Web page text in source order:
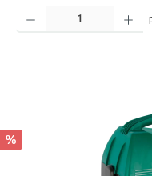
Quantité de produit : Entrez la
%